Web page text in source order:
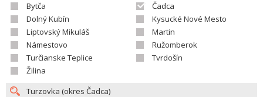
Bytča
Čadca
Dolný Kubín
Kysucké Nové Mesto
Liptovský Mikuláš
Martin
Námestovo
Ružomberok
Turčianske Teplice
Tvrdošín
Žilina